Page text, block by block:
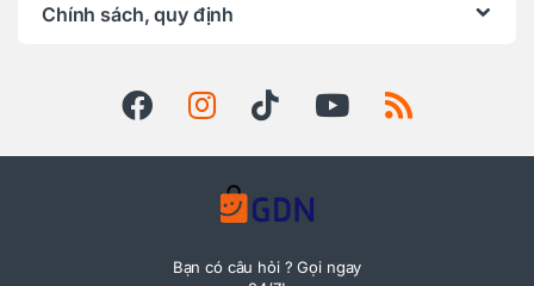
Chính sách, quy định
Bạn có câu hỏi ? Gọi ngay